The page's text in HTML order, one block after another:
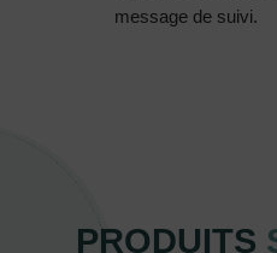
message de suivi.
PRODUITS